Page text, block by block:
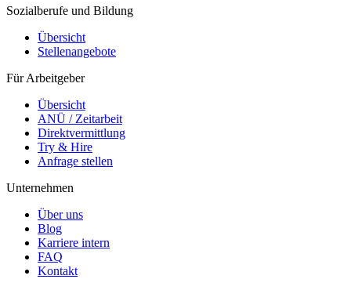
Sozialberufe und Bildung
Übersicht
Stellenangebote
Für Arbeitgeber
Übersicht
ANÜ / Zeitarbeit
Direktvermittlung
Try & Hire
Anfrage stellen
Unternehmen
Über uns
Blog
Karriere intern
FAQ
Kontakt